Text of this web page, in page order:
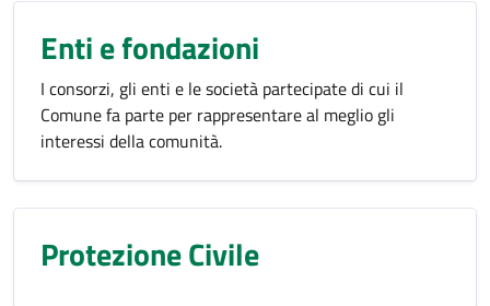
Enti e fondazioni
I consorzi, gli enti e le società partecipate di cui il
Comune fa parte per rappresentare al meglio gli
interessi della comunità.
Protezione Civile